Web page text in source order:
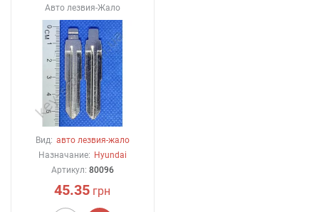
Авто лезвия-Жало
Вид: авто лезвия-жало
Назначание: Hyundai
Артикул: 80096
45.35 грн